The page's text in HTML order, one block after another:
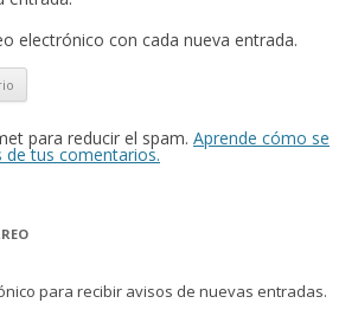
electrónico con cada nueva entrada.
para reducir el spam. Aprende cómo se
tus comentarios.
para recibir avisos de nuevas entradas.